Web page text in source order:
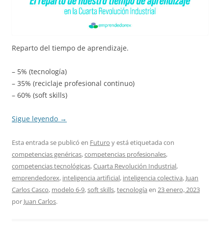
Reparto del tiempo de aprendizaje.
– 5% (tecnología)
– 35% (reciclaje profesional continuo)
– 60% (soft skills)
Sigue leyendo →
Esta entrada se publicó en Futuro y está etiquetada con
competencias genéricas,competencias profesionales,
competencias tecnológicas,Cuarta Revolución Industrial,
emprendedorex, inteligencia artificial, inteligencia colectiva, Juan
Carlos Casco, modelo 6-9,soft skills,tecnología en 23 enero, 2023
por Juan Carlos.